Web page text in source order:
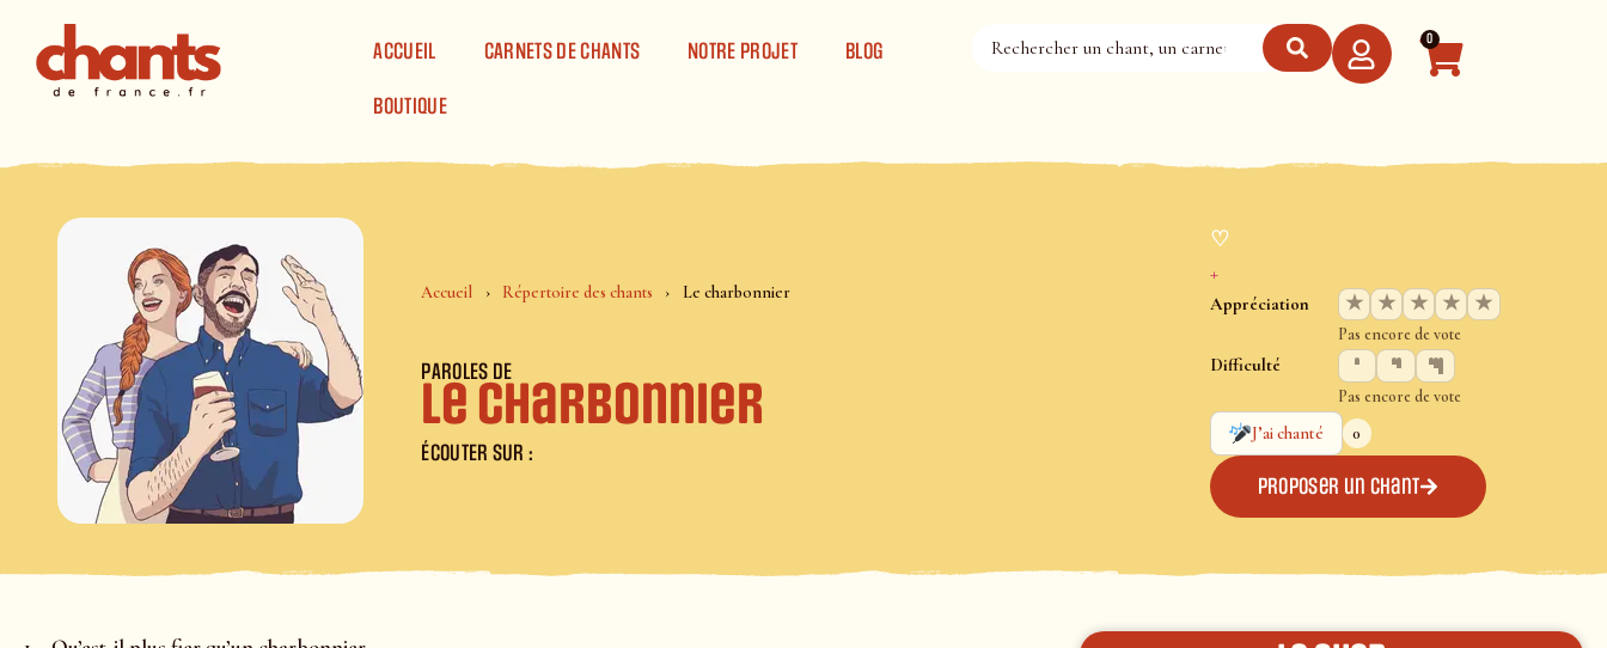
ACCUEIL
CARNETS DE CHANTS NOTRE PROJET BLOG
BOUTIQUE
0
Accueil Répertoire des chants Le charbonnier
PAROLES DE
Le charbonnier
ÉCOUTER SUR :
♡
+
Appréciation ★ ★ ★ ★ ★
Pas encore de vote
Difficulté
Pas encore de vote
J’ai chanté
0
Proposer un chant